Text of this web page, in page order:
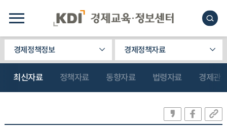
경제정책정보 경제정책자료
최신자료 정책자료 동향자료 법령자료 경제관